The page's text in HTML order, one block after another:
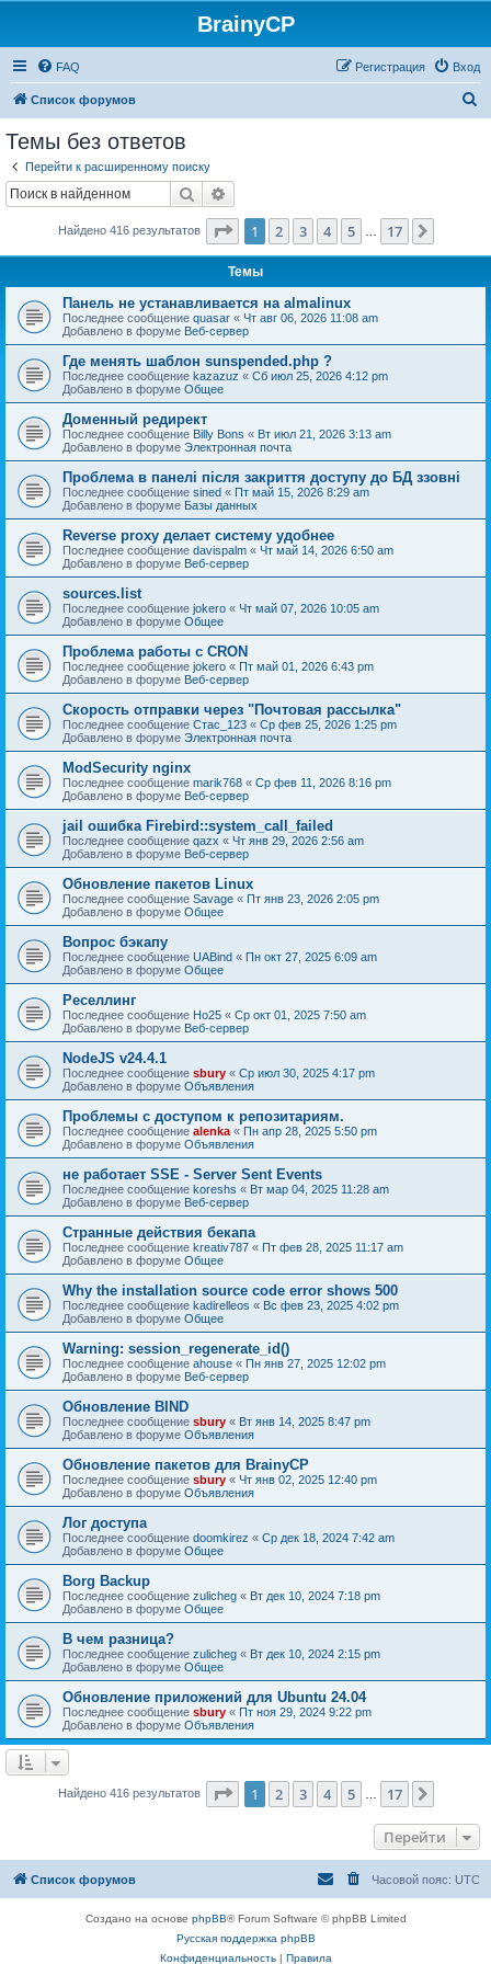
BrainyCP
FAQ Вход
Регистрация
Список форумов
Темы без ответов
Перейти к расширенному поиску
Поиск
Найдено 416 результатов Страница из 17
1 2 3 4 5 17
Темы
Панель не устанавливается на almalinux
Последнее сообщение quasar « Чт авг 06, 2026 11:08 am
Добавлено в форуме Веб-сервер
Где менять шаблон sunspended.php ?
Последнее сообщение kazazuz « Сб июл 25, 2026 4:12 pm
Добавлено в форуме Общее
Доменный редирект
Последнее сообщение Billy Bons « Вт июл 21, 2026 3:13 am
Добавлено в форуме Электронная почта
Проблема в панелі після закриття доступу до БД ззовні
Последнее сообщение sined « Пт май 15, 2026 8:29 am
Добавлено в форуме Базы данных
Reverse proxy делает систему удобнее
Последнее сообщение davispalm « Чт май 14, 2026 6:50 am
Добавлено в форуме Веб-сервер
sources.list
Последнее сообщение jokero « Чт май 07, 2026 10:05 am
Добавлено в форуме Общее
Проблема работы с CRON
Последнее сообщение jokero « Пт май 01, 2026 6:43 pm
Добавлено в форуме Веб-сервер
Скорость отправки через "Почтовая рассылка"
Последнее сообщение Стас_123 « Ср фев 25, 2026 1:25 pm
Добавлено в форуме Электронная почта
ModSecurity nginx
Последнее сообщение marik768 « Ср фев 11, 2026 8:16 pm
Добавлено в форуме Веб-сервер
jail ошибка Firebird::system_call_failed
Последнее сообщение qazx « Чт янв 29, 2026 2:56 am
Добавлено в форуме Веб-сервер
Обновление пакетов Linux
Последнее сообщение Savage « Пт янв 23, 2026 2:05 pm
Добавлено в форуме Общее
Вопрос бэкапу
Последнее сообщение UABind « Пн окт 27, 2025 6:09 am
Добавлено в форуме Общее
Реселлинг
Последнее сообщение Ho25 « Ср окт 01, 2025 7:50 am
Добавлено в форуме Веб-сервер
NodeJS v24.4.1
Последнее сообщение sbury « Ср июл 30, 2025 4:17 pm
Добавлено в форуме Объявления
Проблемы с доступом к репозитариям.
Последнее сообщение alenka « Пн апр 28, 2025 5:50 pm
Добавлено в форуме Объявления
не работает SSE - Server Sent Events
Последнее сообщение koreshs « Вт мар 04, 2025 11:28 am
Добавлено в форуме Веб-сервер
Странные действия бекапа
Последнее сообщение kreativ787 « Пт фев 28, 2025 11:17 am
Добавлено в форуме Общее
Why the installation source code error shows 500
Последнее сообщение kadirelleos « Вс фев 23, 2025 4:02 pm
Добавлено в форуме Общее
Warning: session_regenerate_id()
Последнее сообщение ahouse « Пн янв 27, 2025 12:02 pm
Добавлено в форуме Веб-сервер
Обновление BIND
Последнее сообщение sbury « Вт янв 14, 2025 8:47 pm
Добавлено в форуме Объявления
Oбновление пакетов для BrainyCP
Последнее сообщение sbury « Чт янв 02, 2025 12:40 pm
Добавлено в форуме Объявления
Лог доступа
Последнее сообщение doomkirez « Ср дек 18, 2024 7:42 am
Добавлено в форуме Общее
Borg Backup
Последнее сообщение zulicheg « Вт дек 10, 2024 7:18 pm
Добавлено в форуме Общее
В чем разница?
Последнее сообщение zulicheg « Вт дек 10, 2024 2:15 pm
Добавлено в форуме Общее
Обновление приложений для Ubuntu 24.04
Последнее сообщение sbury « Пт ноя 29, 2024 9:22 pm
Добавлено в форуме Объявления
Найдено 416 результатов Страница из 17
1 2 3 4 5 17
Перейти
Список форумов Часовой пояс: UTC
Создано на основе phpBB® Forum Software © phpBB Limited
Русская поддержка phpBB
Конфиденциальность| Правила